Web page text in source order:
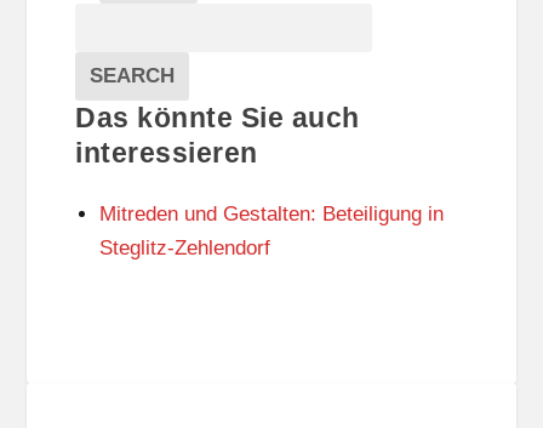
A
L
T
U
S
O
E
G
O
R
N
Veranstaltungen
SEARCH
Das könnte Sie auch
interessieren
Mitreden und Gestalten: Beteiligung in
Steglitz-Zehlendorf